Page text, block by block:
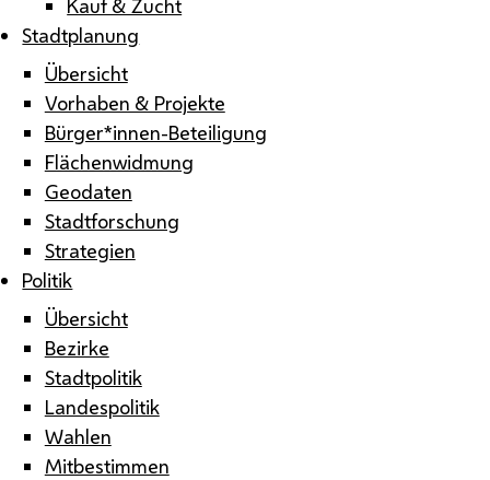
Stadtplanung
Übersicht
Vorhaben & Projekte
Bürger*innen-Beteiligung
Flächenwidmung
Geodaten
Stadtforschung
Strategien
Politik
Übersicht
Bezirke
Stadtpolitik
Landespolitik
Wahlen
Mitbestimmen